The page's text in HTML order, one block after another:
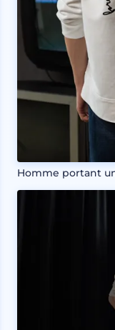
Homme portant